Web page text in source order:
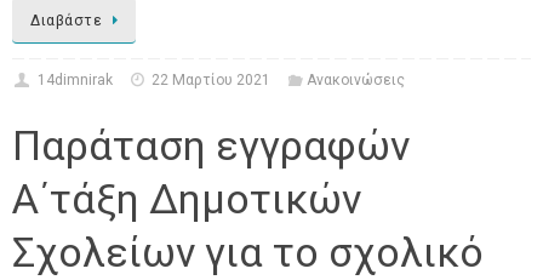
Διαβάστε
14dimnirak 22 Μαρτίου 2021 Ανακοινώσεις
Παράταση εγγραφών
Α΄τάξη Δημοτικών
Σχολείων για το σχολικό